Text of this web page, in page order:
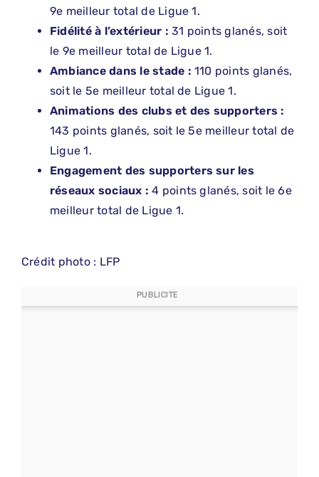
9e meilleur total de Ligue 1.
Fidélité à l’extérieur : 31 points glanés, soit
le 9e meilleur total de Ligue 1.
Ambiance dans le stade : 110 points glanés,
soit le 5e meilleur total de Ligue 1.
Animations des clubs et des supporters :
143 points glanés, soit le 5e meilleur total de
Ligue 1.
Engagement des supporters sur les
réseaux sociaux : 4 points glanés, soit le 6e
meilleur total de Ligue 1.
Crédit photo : LFP
PUBLICITE